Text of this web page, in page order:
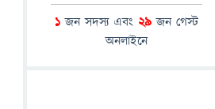
1 জন সদস্য এবং 29 জন গেস্ট
অনলাইনে